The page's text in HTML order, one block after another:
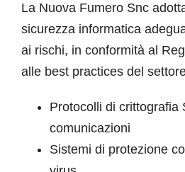
La Nuova Fumero Snc
sicurezza informatica
ai rischi, in conformità al
alle best practices del
Protocolli di crittografia
comunicazioni
Sistemi di protezione